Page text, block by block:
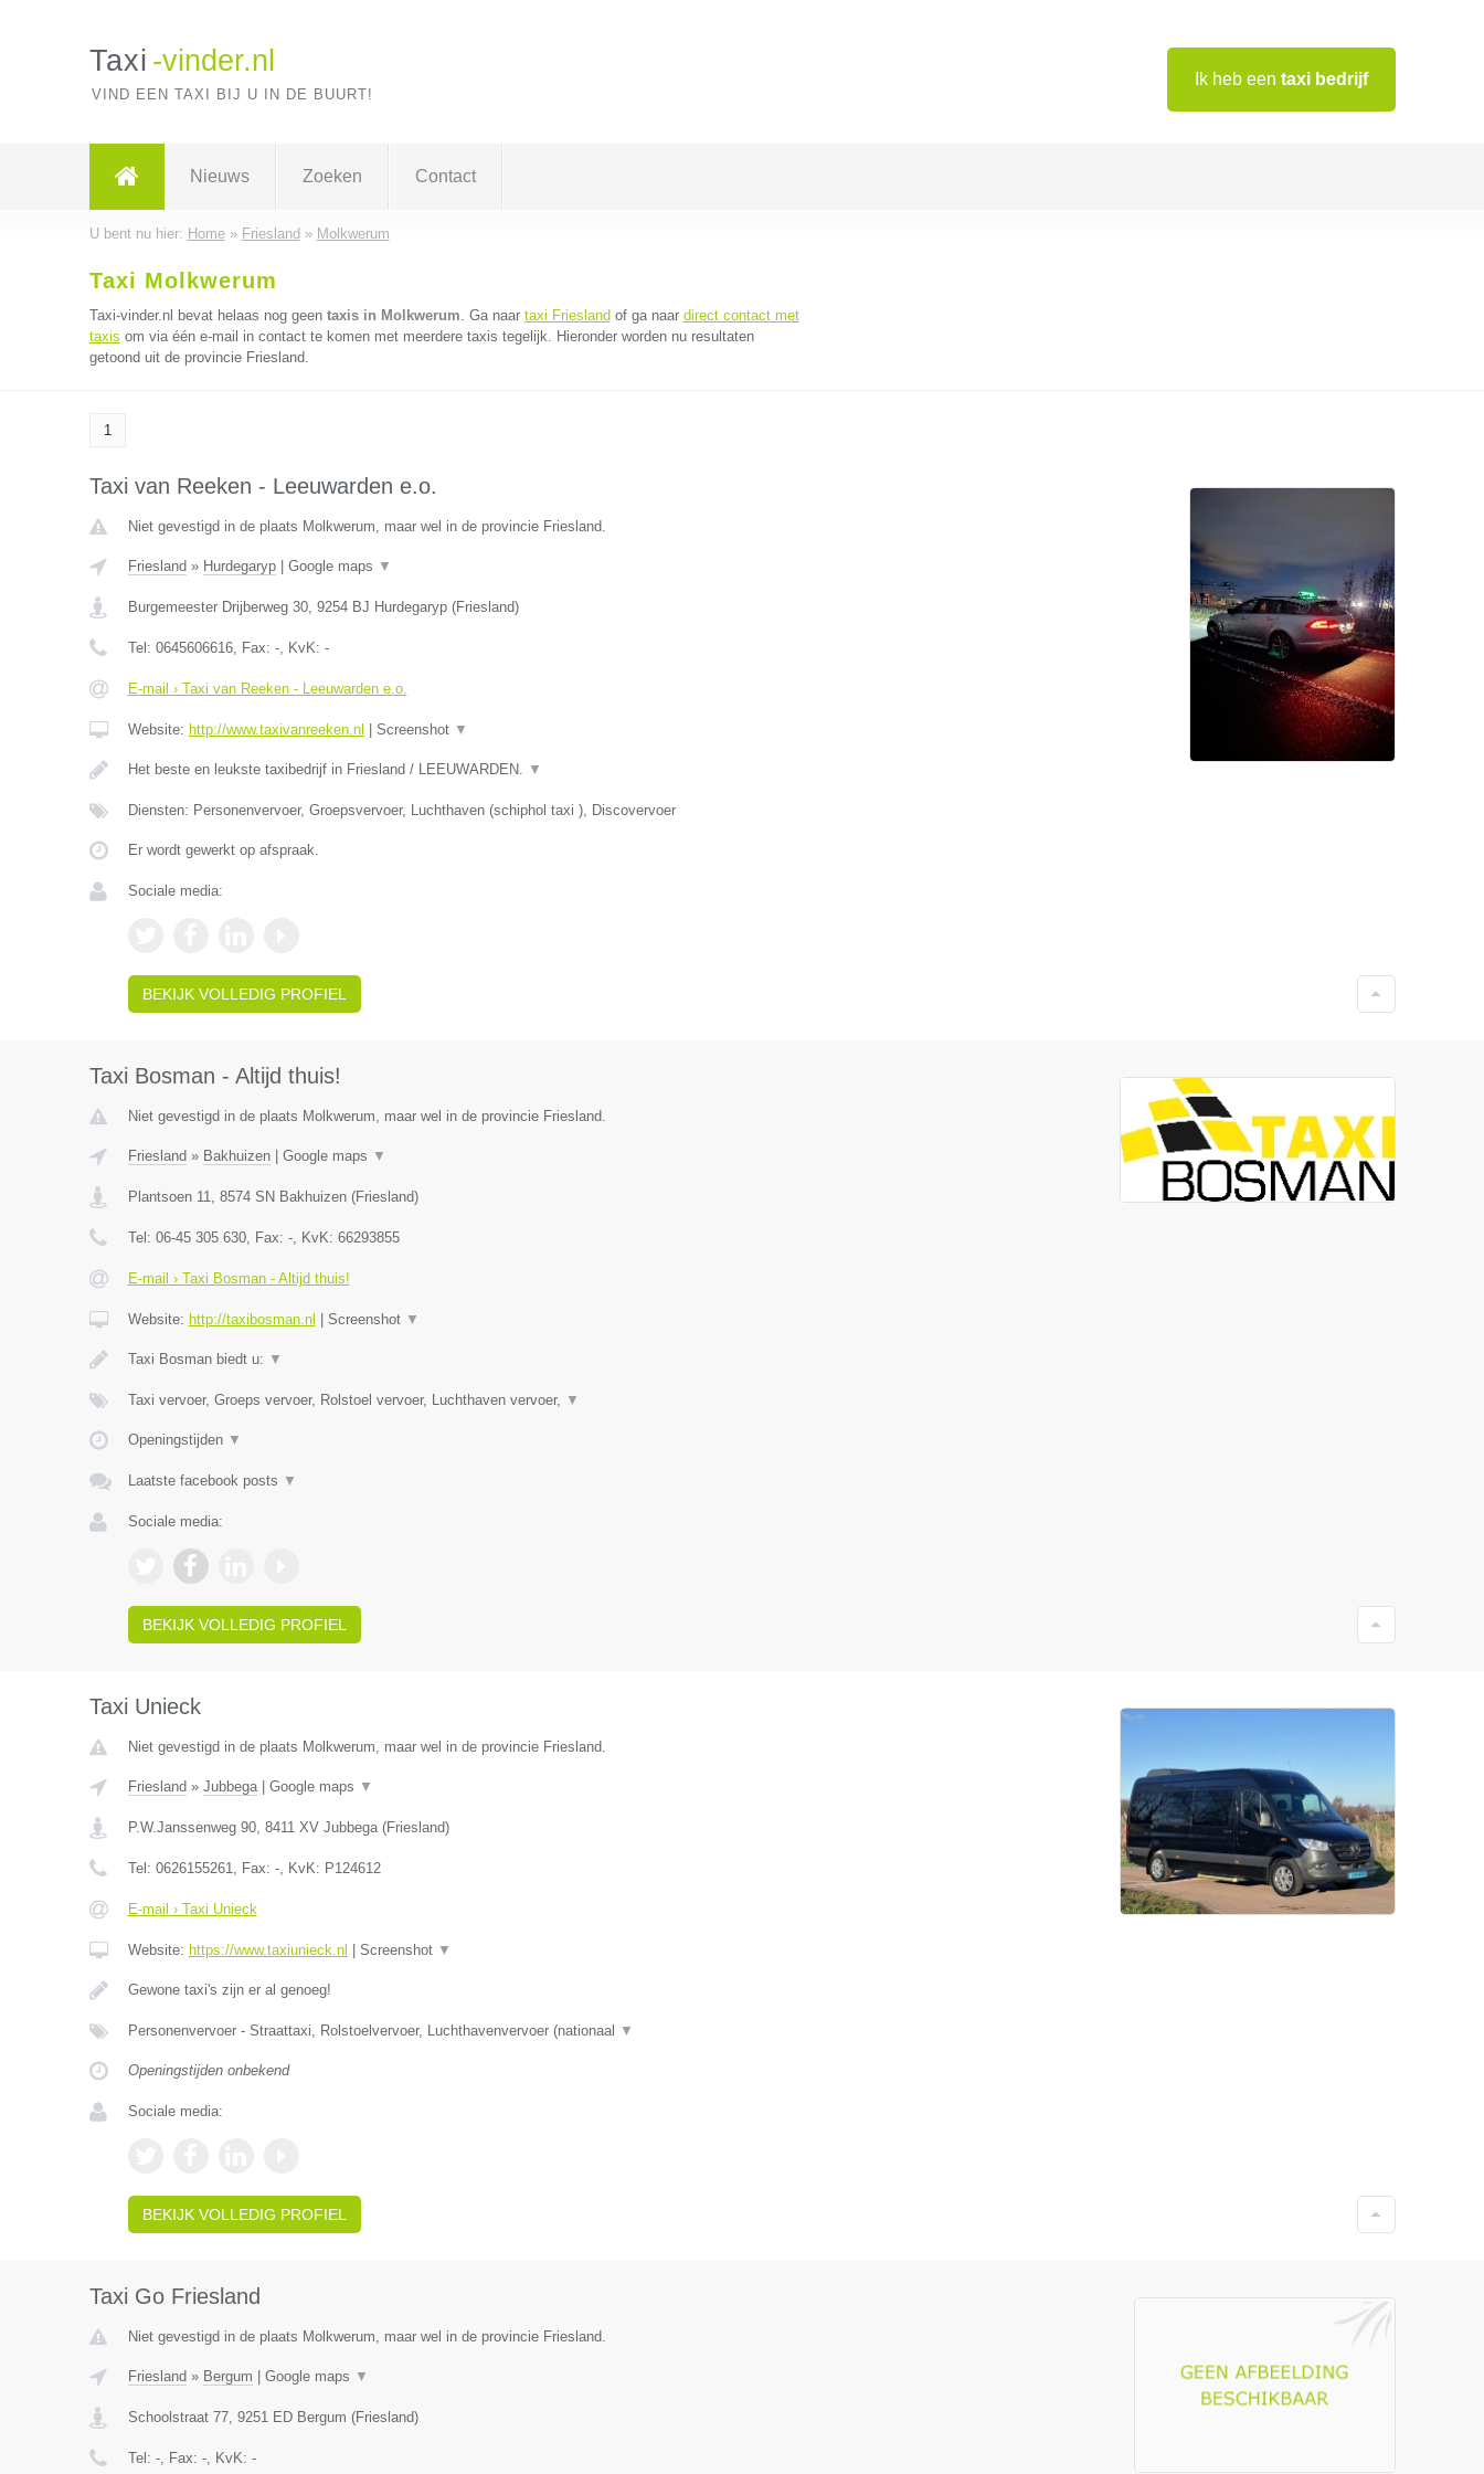
Ik heb een taxi bedrijf
Taxi -vinder.nl
VIND EEN TAXI BIJ U IN DE BUURT!
Nieuws Zoeken Contact
U bent nu hier: Home» Friesland » Molkwerum
Taxi Molkwerum
Taxi-vinder.nl bevat helaas nog geen taxis in Molkwerum. Ga naar taxi Friesland of ga naar direct contact met
taxis om via één e-mail in contact te komen met meerdere taxis tegelijk. Hieronder worden nu resultaten
getoond uit de provincie Friesland.
1
Taxi van Reeken - Leeuwarden e.o.
Niet gevestigd in de plaats Molkwerum, maar wel in de provincie Friesland.
Friesland » Hurdegaryp| Google maps ▼
Burgemeester Drijberweg 30, 9254 BJ Hurdegaryp(Friesland)
Tel: 0645606616, Fax: -, KvK: -
E-mail › Taxi van Reeken - Leeuwarden e.o.
Website: http://www.taxivanreeken.nl Screenshot ▼
Het beste en leukste taxibedrijf in Friesland / LEEUWARDEN. ▼
Diensten: Personenvervoer, Groepsvervoer, Luchthaven (schiphol taxi ), Discovervoer
Er wordt gewerkt op afspraak.
Sociale media:
BEKIJK VOLLEDIG PROFIEL
Taxi Bosman - Altijd thuis!
Niet gevestigd in de plaats Molkwerum, maar wel in de provincie Friesland.
Friesland » Bakhuizen| Google maps ▼
Plantsoen 11, 8574 SN Bakhuizen(Friesland)
Tel: 06-45 305 630, Fax: -, KvK: 66293855
E-mail › Taxi Bosman - Altijd thuis!
Website: http://taxibosman.nl Screenshot ▼
Taxi Bosman biedt u: ▼
Taxi vervoer, Groeps vervoer, Rolstoel vervoer, Luchthaven vervoer, ▼
Openingstijden ▼
Laatste facebook posts ▼
Sociale media:
BEKIJK VOLLEDIG PROFIEL
Taxi Unieck
Niet gevestigd in de plaats Molkwerum, maar wel in de provincie Friesland.
Friesland » Jubbega| Google maps ▼
P.W.Janssenweg 90, 8411 XV Jubbega(Friesland)
Tel: 0626155261, Fax: -, KvK: P124612
E-mail › Taxi Unieck
Website: https://www.taxiunieck.nl Screenshot ▼
Gewone taxi's zijn er al genoeg!
Personenvervoer - Straattaxi, Rolstoelvervoer, Luchthavenvervoer (nationaal ▼
Openingstijden onbekend
Sociale media:
BEKIJK VOLLEDIG PROFIEL
Taxi Go Friesland
Niet gevestigd in de plaats Molkwerum, maar wel in de provincie Friesland.
Friesland » Bergum Google maps ▼
Schoolstraat 77, 9251 ED Bergum (Friesland)
Tel: -, Fax: -, KvK: -